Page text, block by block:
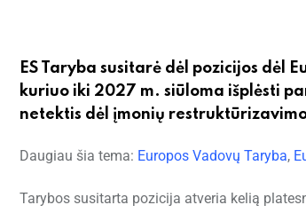
ES Taryba susitarė dėl pozicijos dėl
kuriuo iki 2027 m. siūloma išplėsti
netektis dėl įmonių
Daugiau šia tema: Europos Vadovų Taryba,
Tarybos susitarta pozicija atveria kelią